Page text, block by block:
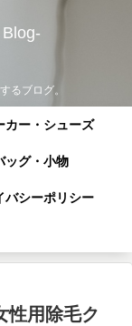
るブログ。
カー・シューズ
ッグ・小物
バシーポリシー
性用除毛ク